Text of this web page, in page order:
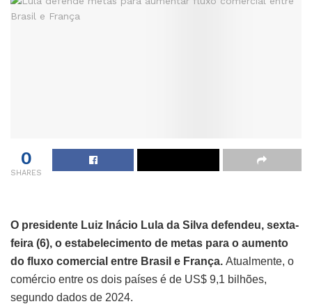
0
SHARES
O presidente Luiz Inácio Lula da Silva defendeu, sexta-
feira (6), o estabelecimento de metas para o aumento
do fluxo comercial entre Brasil e França. Atualmente, o
comércio entre os dois países é de US$ 9,1 bilhões,
segundo dados de 2024.